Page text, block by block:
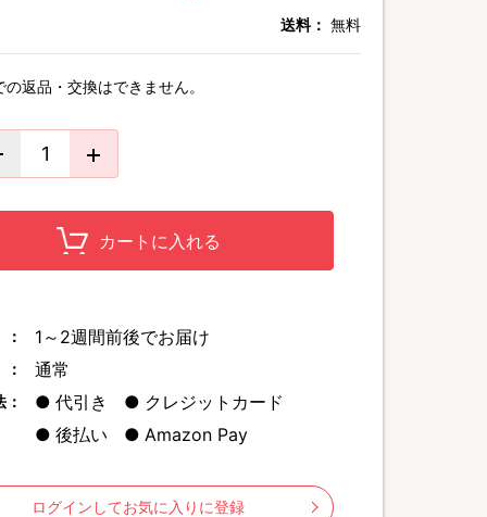
送料： 無料
返品・交換はできません。
カートに入れる
1～2週間前後でお届け
通常
代引き
クレジットカード
後払い
Amazon Pay
ログインしてお気に入りに登録